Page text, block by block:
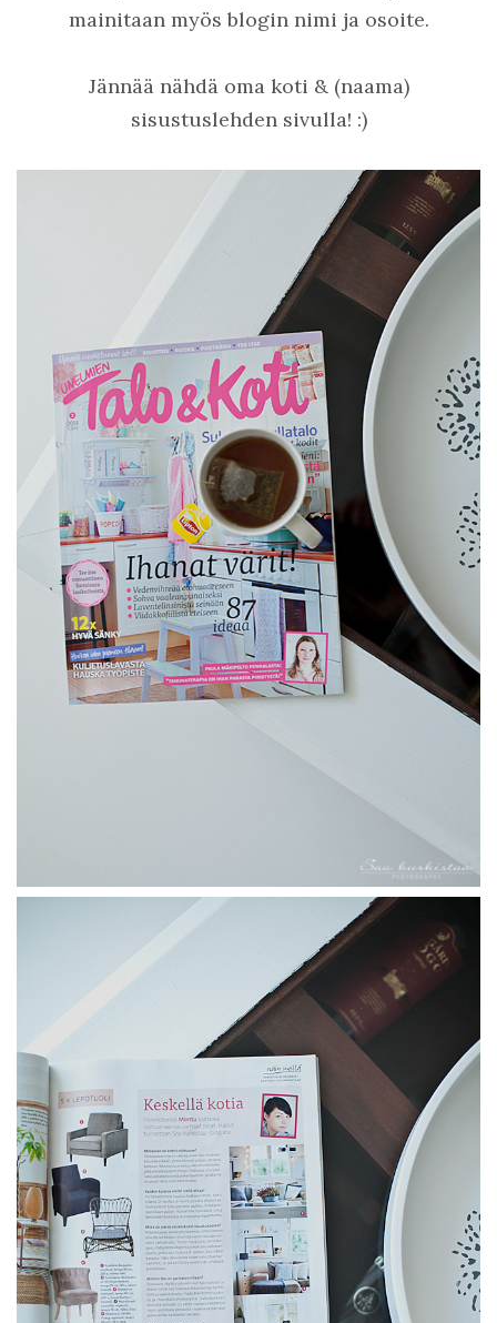
mainitaan myös blogin nimi ja osoite.
Jännää nähdä oma koti & (naama)
sisustuslehden sivulla! :)